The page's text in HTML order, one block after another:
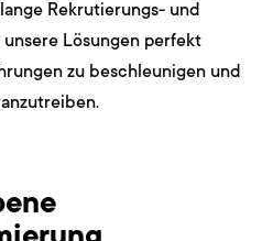
Rekrutierungs- und
Lösungen perfekt
zu beschleunigen und